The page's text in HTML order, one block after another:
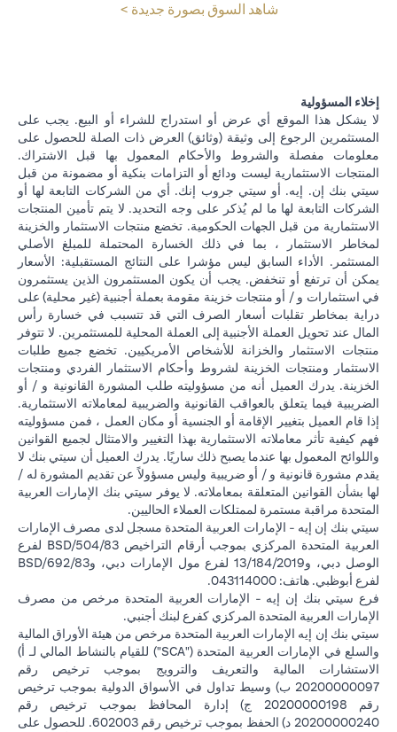
شاهد السوق بصورة جديدة >
إخلاء المسؤولية
لا يشكل هذا الموقع أي عرض أو استدراج للشراء أو البيع. يجب على
المستثمرين الرجوع إلى وثيقة (وثائق) العرض ذات الصلة للحصول على
معلومات مفصلة والشروط والأحكام المعمول بها قبل الاشتراك.
المنتجات الاستثمارية ليست ودائع أو التزامات بنكية أو مضمونة من قبل
سيتي بنك إن. إيه. أو سيتي جروب إنك. أي من الشركات التابعة لها أو
الشركات التابعة لها ما لم يُذكر على وجه التحديد. لا يتم تأمين المنتجات
الاستثمارية من قبل الجهات الحكومية. تخضع منتجات الاستثمار والخزينة
لمخاطر الاستثمار ، بما في ذلك الخسارة المحتملة للمبلغ الأصلي
المستثمر. الأداء السابق ليس مؤشرا على النتائج المستقبلية: الأسعار
يمكن أن ترتفع أو تنخفض. يجب أن يكون المستثمرون الذين يستثمرون
في استثمارات و / أو منتجات خزينة مقومة بعملة أجنبية (غير محلية) على
دراية بمخاطر تقلبات أسعار الصرف التي قد تتسبب في خسارة رأس
المال عند تحويل العملة الأجنبية إلى العملة المحلية للمستثمرين. لا تتوفر
منتجات الاستثمار والخزانة للأشخاص الأمريكيين. تخضع جميع طلبات
الاستثمار ومنتجات الخزينة لشروط وأحكام الاستثمار الفردي ومنتجات
الخزينة. يدرك العميل أنه من مسؤوليته طلب المشورة القانونية و / أو
الضريبية فيما يتعلق بالعواقب القانونية والضريبية لمعاملاته الاستثمارية.
إذا قام العميل بتغيير الإقامة أو الجنسية أو مكان العمل ، فمن مسؤوليته
فهم كيفية تأثر معاملاته الاستثمارية بهذا التغيير والامتثال لجميع القوانين
واللوائح المعمول بها عندما يصبح ذلك ساريًا. يدرك العميل أن سيتي بنك لا
يقدم مشورة قانونية و / أو ضريبية وليس مسؤولاً عن تقديم المشورة له /
لها بشأن القوانين المتعلقة بمعاملاته. لا يوفر سيتي بنك الإمارات العربية
المتحدة مراقبة مستمرة لممتلكات العملاء الحاليين.
سيتي بنك إن إيه - الإمارات العربية المتحدة مسجل لدى مصرف الإمارات
العربية المتحدة المركزي بموجب أرقام التراخيص BSD/504/83 لفرع
الوصل دبي، و13/184/2019 لفرع مول الإمارات دبي، وBSD/692/83
لفرع أبوظبي. هاتف: 043114000.
فرع سيتي بنك إن إيه - الإمارات العربية المتحدة مرخص من مصرف
الإمارات العربية المتحدة المركزي كفرع لبنك أجنبي.
سيتي بنك إن إيه الإمارات العربية المتحدة مرخص من هيئة الأوراق المالية
والسلع في الإمارات العربية المتحدة ("SCA") للقيام بالنشاط المالي لـ أ)
الاستشارات المالية والتعريف والترويج بموجب ترخيص رقم
20200000097 ب) وسيط تداول في الأسواق الدولية بموجب ترخيص
رقم 20200000198 ج) إدارة المحافظ بموجب ترخيص رقم
20200000240 د) الحفظ بموجب ترخيص رقم 602003. للحصول على